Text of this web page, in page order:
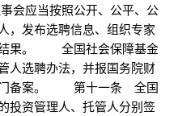
应当按照公开、公平、公
，发布选聘信息、组织专家
结果。 全国社会保障基金
人选聘办法，并报国务院财
门备案。 第十一条 全国
投资管理人、托管人分别签